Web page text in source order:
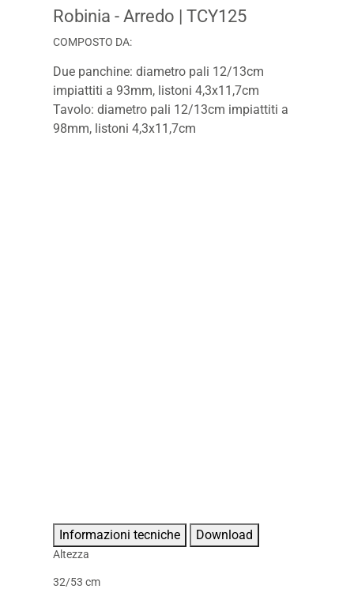
Robinia - Arredo | TCY125
COMPOSTO DA:
Due panchine: diametro pali 12/13cm
impiattiti a 93mm, listoni 4,3x11,7cm
Tavolo: diametro pali 12/13cm impiattiti a
98mm, listoni 4,3x11,7cm
Informazioni tecniche Download
Altezza
32/53 cm